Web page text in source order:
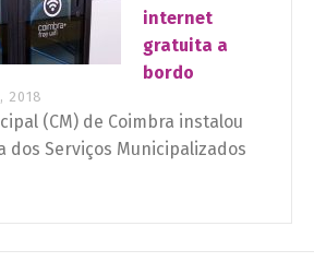
internet
gratuita a
bordo
2018
(CM) de Coimbra instalou
dos Serviços Municipalizados